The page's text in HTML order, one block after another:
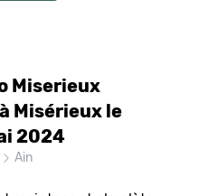
Miserieux
Misérieux le
2024
Ain